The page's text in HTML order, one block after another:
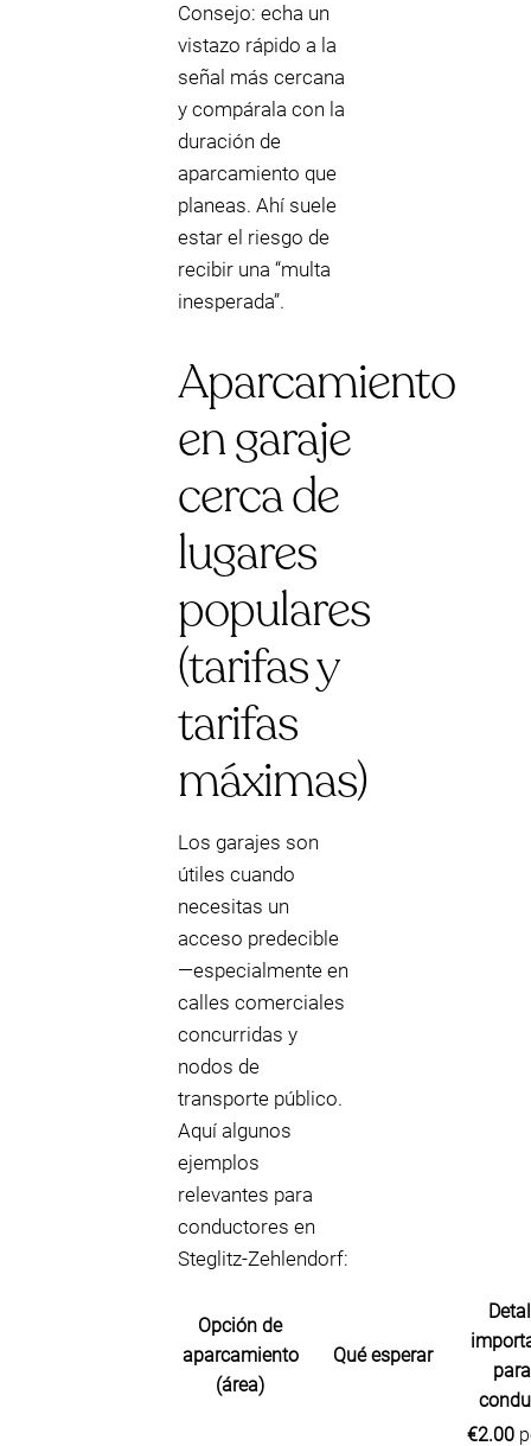
Consejo: echa un
vistazo rápido a la
señal más cercana
y compárala con la
duración de
aparcamiento que
planeas. Ahí suele
estar el riesgo de
recibir una “multa
inesperada”.
Aparcamiento
en garaje
cerca de
lugares
populares
(tarifas y
tarifas
máximas)
Los garajes son
útiles cuando
necesitas un
acceso predecible
—especialmente en
calles comerciales
concurridas y
nodos de
transporte público.
Aquí algunos
ejemplos
relevantes para
conductores en
Steglitz-Zehlendorf:
Opción de
aparcamiento
(área)
Qué esperar
€2.00